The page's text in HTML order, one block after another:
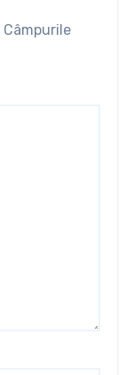
Câmpurile